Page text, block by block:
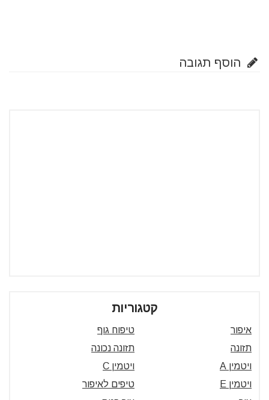
הוסף תגובה
קטגוריות
איפור
טיפוח גוף
תזונה
תזונה נכונה
ויטמין A
ויטמין C
ויטמין E
טיפים לאיפור